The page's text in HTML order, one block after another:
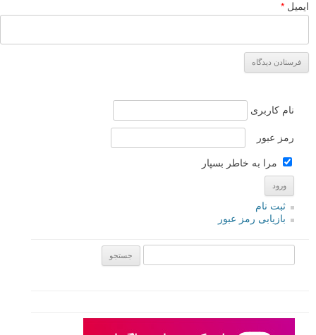
ایمیل *
نام کاربری
رمز عبور
مرا به خاطر بسپار
ثبت نام
بازیابی رمز عبور